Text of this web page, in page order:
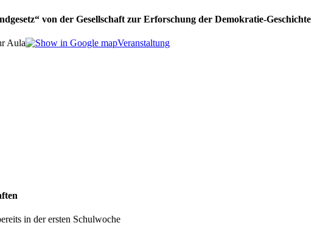
von der Gesellschaft zur Erforschung der Demokratie-Geschichte
Aula
Veranstaltung
in der ersten Schulwoche